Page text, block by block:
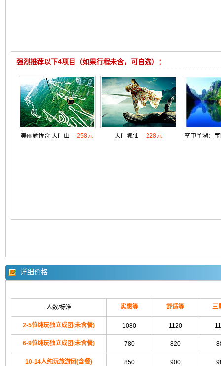
强烈推荐以下4项目（如果行程未含，可自选）：
美丽新传奇 天门山 258元 天门狐仙 228元 空中圣湖：
详细价格
人数/标准 实惠等 舒适等 三
2-5位纯玩独立成团(未含餐) 1080 1120
6-9位纯玩独立成团(未含餐) 780 820
10-14人纯玩旅游团(含餐) 850 900